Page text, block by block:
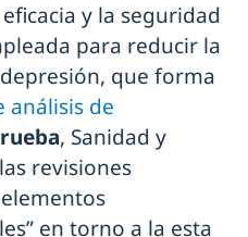
y la seguridad
para reducir la
que forma
análisis de
, Sanidad y
revisiones
en torno a la esta